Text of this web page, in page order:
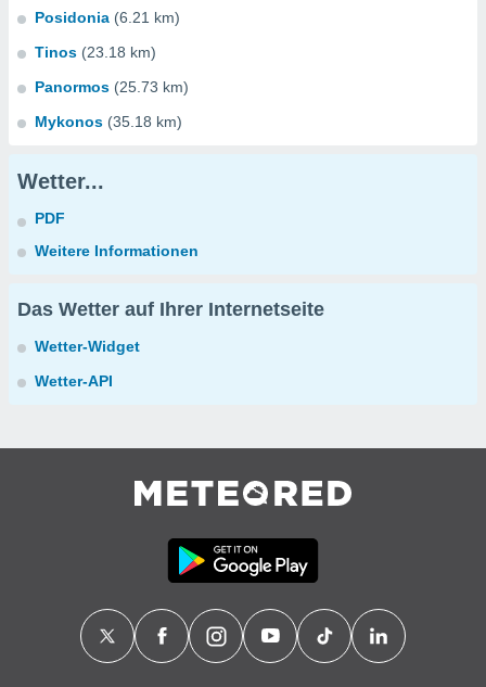
Posidonia (6.21 km)
Tinos (23.18 km)
Panormos (25.73 km)
Mykonos (35.18 km)
Wetter...
PDF
Weitere Informationen
Das Wetter auf Ihrer Internetseite
Wetter-Widget
Wetter-API